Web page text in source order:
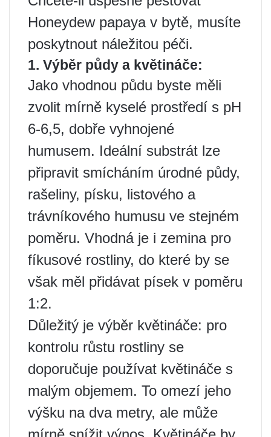
Honeydew papaya v bytě, musíte
poskytnout náležitou péči.
1. Výběr půdy a květináče:
Jako vhodnou půdu byste měli
zvolit mírně kyselé prostředí s pH
6-6,5, dobře vyhnojené
humusem. Ideální substrát lze
připravit smícháním úrodné půdy,
rašeliny, písku, listového a
trávníkového humusu ve stejném
poměru. Vhodná je i zemina pro
fíkusové rostliny, do které by se
však měl přidávat písek v poměru
1:2.
Důležitý je výběr květináče: pro
kontrolu růstu rostliny se
doporučuje používat květináče s
malým objemem. To omezí jeho
výšku na dva metry, ale může